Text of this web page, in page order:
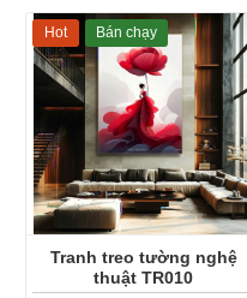
Tranh treo tường nghệ
thuật TR010
Hot Bán chạy